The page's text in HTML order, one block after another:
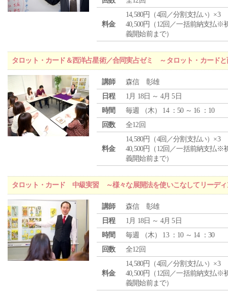
料金
14,580円（4回／分割支払い）×3
40,500円（12回／一括前納支払※
義開始前まで）
タロット・カード＆西洋占星術／合同実占ゼミ ～タロット・カード
講師
森信 彰雄
日程
1月 18日 ～ 4月 5日
時間
毎週 （木） 14 ：50 ～ 16 ：10
回数
全12回
料金
14,580円（4回／分割支払い）×3
40,500円（12回／一括前納支払※
義開始前まで）
タロット・カード 中級実習 ～様々な展開法を使いこなしてリーディ
講師
森信 彰雄
日程
1月 18日 ～ 4月 5日
時間
毎週 （木） 13 ：10 ～ 14 ：30
回数
全12回
料金
14,580円（4回／分割支払い）×3
40,500円（12回／一括前納支払※
義開始前まで）